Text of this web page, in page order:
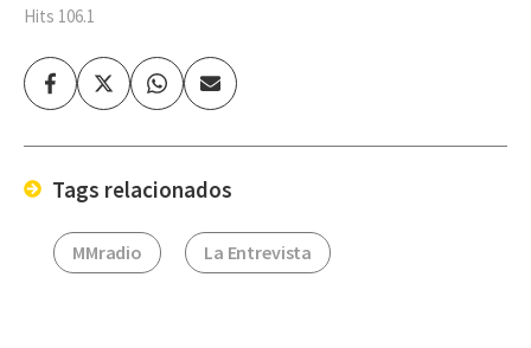
Hits 106.1
FacebookTwitterWhatsapp
Enviar
por
Tags relacionados
MMradio La Entrevista